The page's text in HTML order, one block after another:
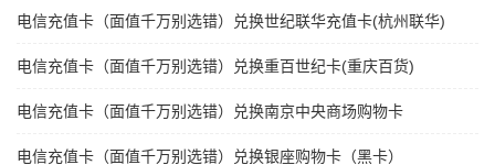
电信充值卡（面值千万别选错）兑换世纪联华充值卡(杭州联华)
电信充值卡（面值千万别选错）兑换重百世纪卡(重庆百货)
电信充值卡（面值千万别选错）兑换南京中央商场购物卡
电信充值卡（面值千万别选错）兑换银座购物卡（黑卡）